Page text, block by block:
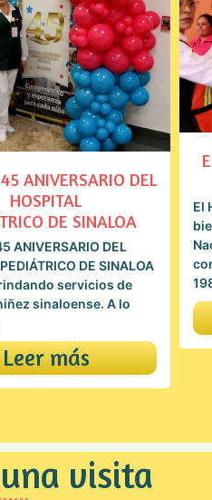
El
45 ANIVERSARIO DEL
HOSPITAL
DE SINALOA
ANIVERSARIO DEL
DE SINALOA
servicios de
sinaloense. A lo
Leer más
visita